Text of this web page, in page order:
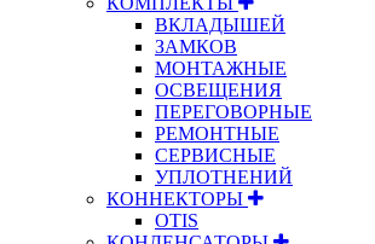
ВКЛАДЫШЕЙ
ЗАМКОВ
МОНТАЖНЫЕ
ОСВЕЩЕНИЯ
ПЕРЕГОВОРНЫЕ
РЕМОНТНЫЕ
СЕРВИСНЫЕ
УПЛОТНЕНИЙ
КОННЕКТОРЫ
OTIS